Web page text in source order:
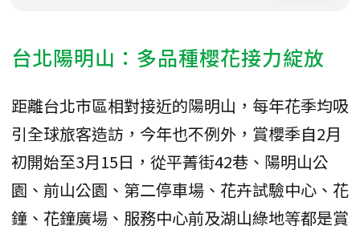
台北陽明山：多品種櫻花接力綻放
距離台北市區相對接近的陽明山，每年花季均吸
引全球旅客造訪，今年也不例外，賞櫻季自2月
初開始至3月15日，從平菁街42巷、陽明山公
園、前山公園、第二停車場、花卉試驗中心、花
鐘、花鐘廣場、服務中心前及湖山綠地等都是賞